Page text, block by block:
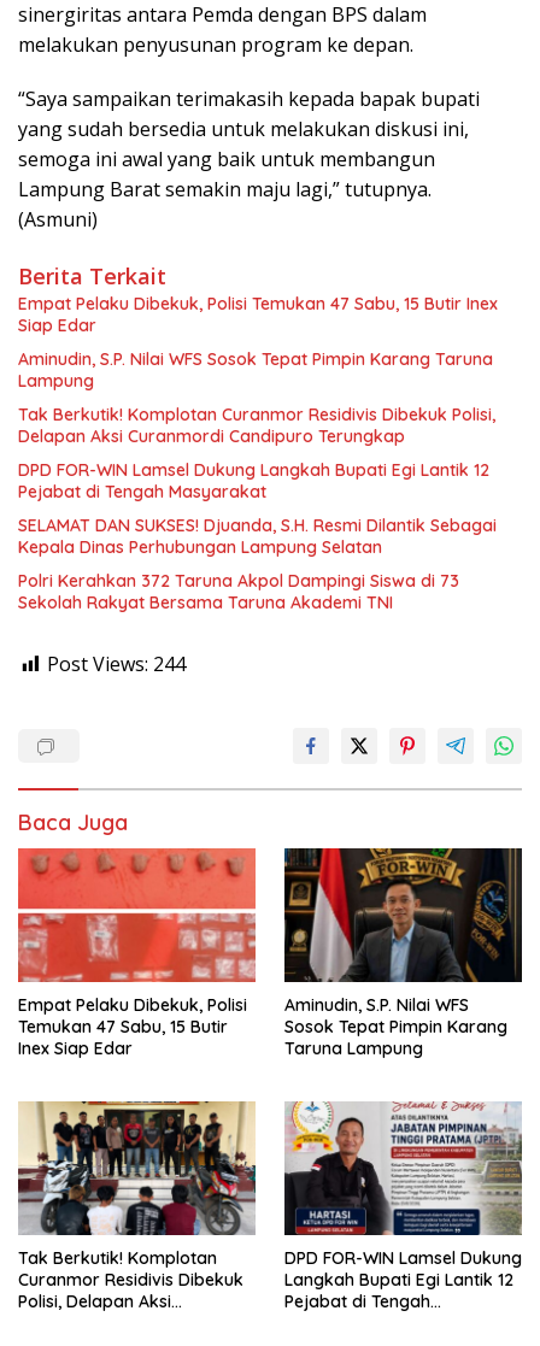
sinergiritas antara Pemda dengan BPS dalam
melakukan penyusunan program ke depan.
“Saya sampaikan terimakasih kepada bapak bupati
yang sudah bersedia untuk melakukan diskusi ini,
semoga ini awal yang baik untuk membangun
Lampung Barat semakin maju lagi,” tutupnya.
(Asmuni)
Berita Terkait
Empat Pelaku Dibekuk, Polisi Temukan 47 Sabu, 15 Butir Inex
Siap Edar
Aminudin, S.P. Nilai WFS Sosok Tepat Pimpin Karang Taruna
Lampung
Tak Berkutik! Komplotan Curanmor Residivis Dibekuk Polisi,
Delapan Aksi Curanmordi Candipuro Terungkap
DPD FOR-WIN Lamsel Dukung Langkah Bupati Egi Lantik 12
Pejabat di Tengah Masyarakat
SELAMAT DAN SUKSES! Djuanda, S.H. Resmi Dilantik Sebagai
Kepala Dinas Perhubungan Lampung Selatan
Polri Kerahkan 372 Taruna Akpol Dampingi Siswa di 73
Sekolah Rakyat Bersama Taruna Akademi TNI
Post Views: 244
Baca Juga
Empat Pelaku Dibekuk, Polisi
Temukan 47 Sabu, 15 Butir
Inex Siap Edar
Aminudin, S.P. Nilai WFS
Sosok Tepat Pimpin Karang
Taruna Lampung
Tak Berkutik! Komplotan
Curanmor Residivis Dibekuk
Polisi, Delapan Aksi
DPD FOR-WIN Lamsel Dukung
Langkah Bupati Egi Lantik 12
Pejabat di Tengah